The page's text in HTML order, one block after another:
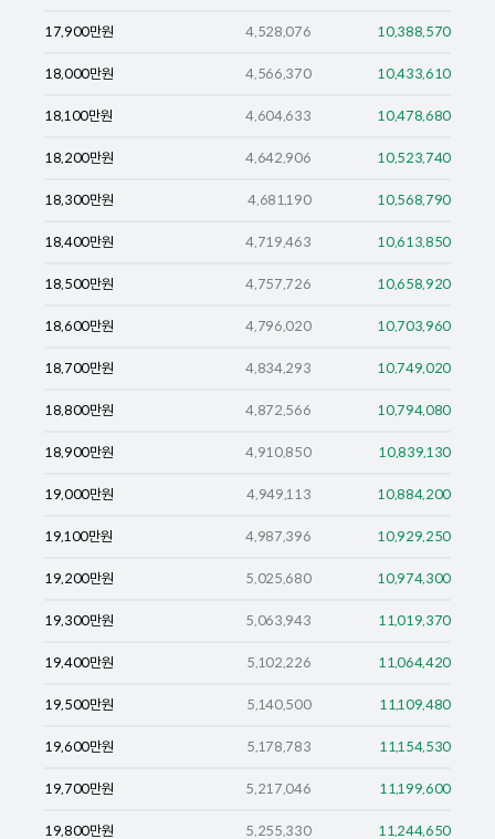
17,900만원 4,528,076 10,388,570
18,000만원 4,566,370 10,433,610
18,100만원 4,604,633 10,478,680
18,200만원 4,642,906 10,523,740
18,300만원 4,681,190 10,568,790
18,400만원 4,719,463 10,613,850
18,500만원 4,757,726 10,658,920
18,600만원 4,796,020 10,703,960
18,700만원 4,834,293 10,749,020
18,800만원 4,872,566 10,794,080
18,900만원 4,910,850 10,839,130
19,000만원 4,949,113 10,884,200
19,100만원 4,987,396 10,929,250
19,200만원 5,025,680 10,974,300
19,300만원 5,063,943 11,019,370
19,400만원 5,102,226 11,064,420
19,500만원 5,140,500 11,109,480
19,600만원 5,178,783 11,154,530
19,700만원 5,217,046 11,199,600
19,800만원 5,255,330 11,244,650